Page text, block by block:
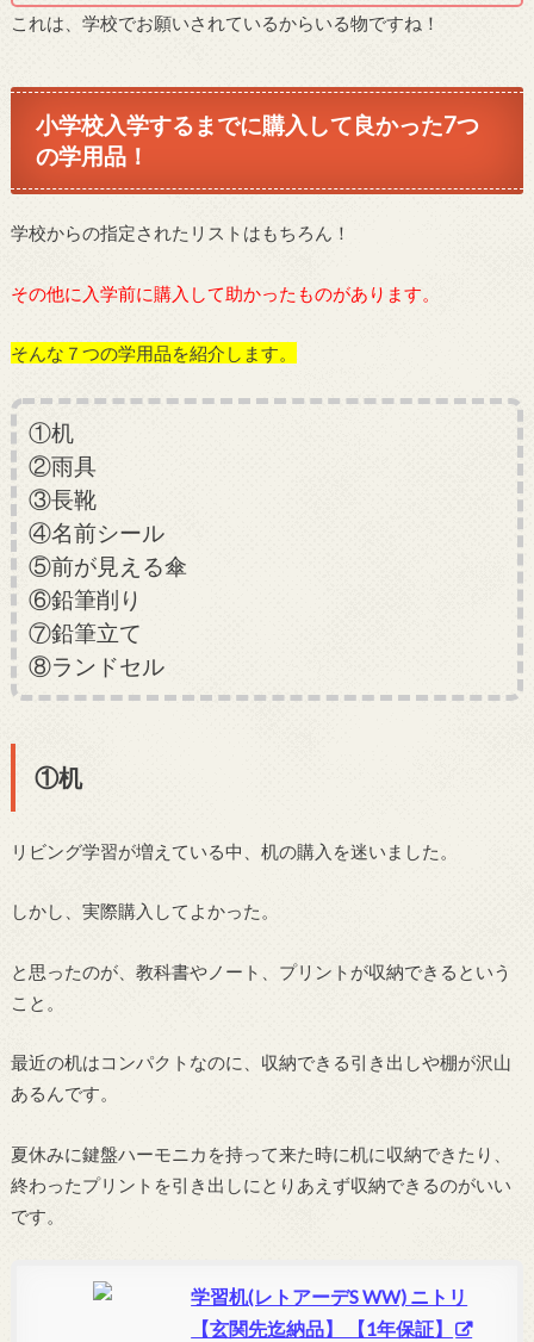
これは、学校でお願いされているからいる物ですね！
小学校入学するまでに購入して良かった7つ
の学用品！
学校からの指定されたリストはもちろん！
その他に入学前に購入して助かったものがあります。
そんな７つの学用品を紹介します。
①机
②雨具
③長靴
④名前シール
⑤前が見える傘
⑥鉛筆削り
⑦鉛筆立て
⑧ランドセル
①机
リビング学習が増えている中、机の購入を迷いました。
しかし、実際購入してよかった。
と思ったのが、教科書やノート、プリントが収納できるという
こと。
最近の机はコンパクトなのに、収納できる引き出しや棚が沢山
あるんです。
夏休みに鍵盤ハーモニカを持って来た時に机に収納できたり、
終わったプリントを引き出しにとりあえず収納できるのがいい
です。
学習机(レトアーデS WW) ニトリ
【玄関先迄納品】 【1年保証】